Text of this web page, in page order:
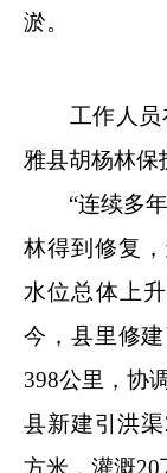
淤。
工作人员在
雅县胡杨林保
“连续多年
林得到修复
水位总体上
今，县里修
398公里，协
县新建引洪
方米，灌溉20